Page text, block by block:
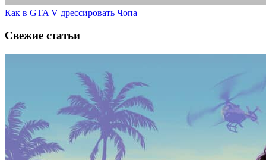
Как в GTA V дрессировать Чопа
Свежие статьи